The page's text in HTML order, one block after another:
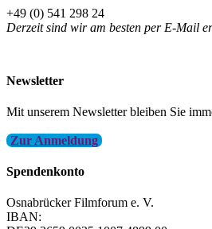
+49 (0) 541 298 24
Derzeit sind wir am besten per E-Mail
Newsletter
Mit unserem Newsletter bleiben Sie
Zur Anmeldung
Spendenkonto
Osnabrücker Filmforum e. V.
IBAN: